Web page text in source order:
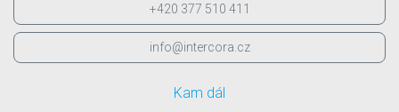
+420 377 510 411
info@intercora.cz
Kam dál